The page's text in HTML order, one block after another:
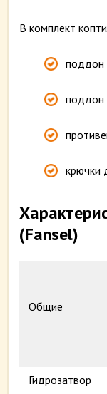
В комплект
поддон
поддон
крючки
(Fansel)
Общие
Гидрозатвор